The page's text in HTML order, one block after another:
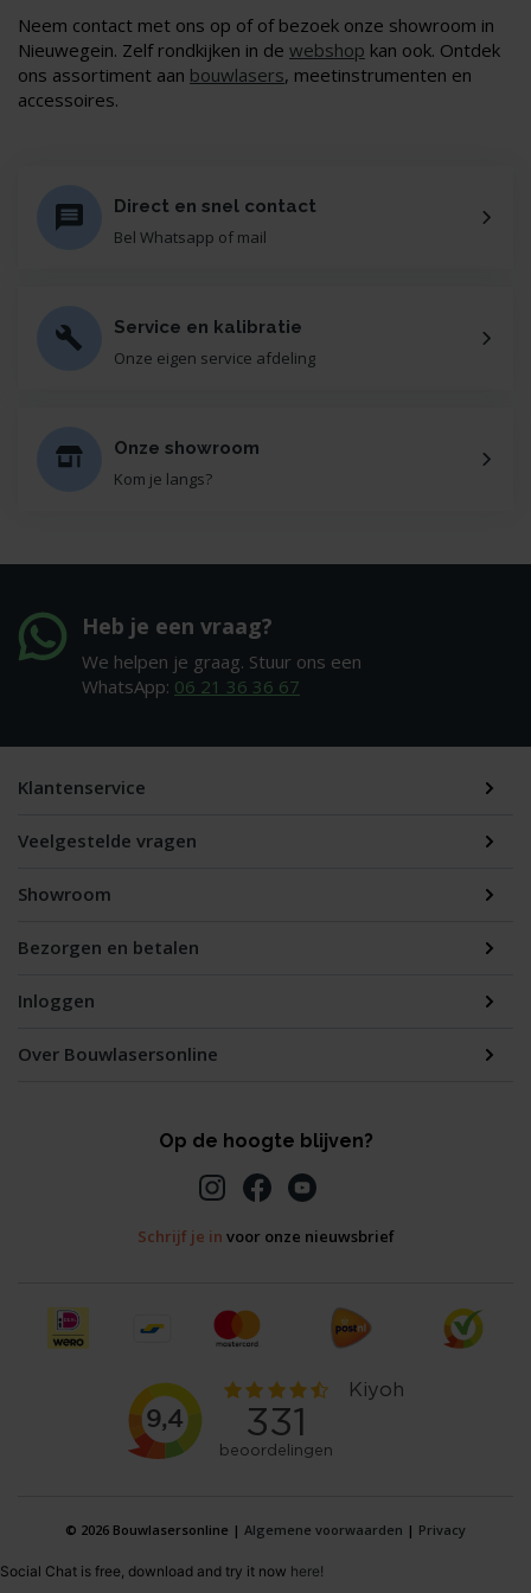
Neem contact met ons op of of bezoek onze showroom in
Nieuwegein. Zelf rondkijken in de webshop kan ook. Ontdek
ons assortiment aan bouwlasers, meetinstrumenten en
accessoires.
Direct en snel contact
Bel Whatsapp of mail
Service en kalibratie
Onze eigen service afdeling
Onze showroom
Kom je langs?
Heb je een vraag?
We helpen je graag. Stuur ons een
WhatsApp: 06 21 36 36 67
Klantenservice
Veelgestelde vragen
Showroom
Bezorgen en betalen
Inloggen
Over Bouwlasersonline
Op de hoogte blijven?
Schrijf je in voor onze nieuwsbrief
© 2026 Bouwlasersonline | Algemene voorwaarden | Privacy
Social Chat is free, download and try it now here!